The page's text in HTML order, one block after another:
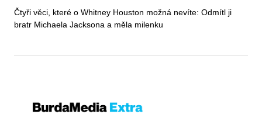
Čtyři věci, které o Whitney Houston možná nevíte: Odmítl ji
bratr Michaela Jacksona a měla milenku